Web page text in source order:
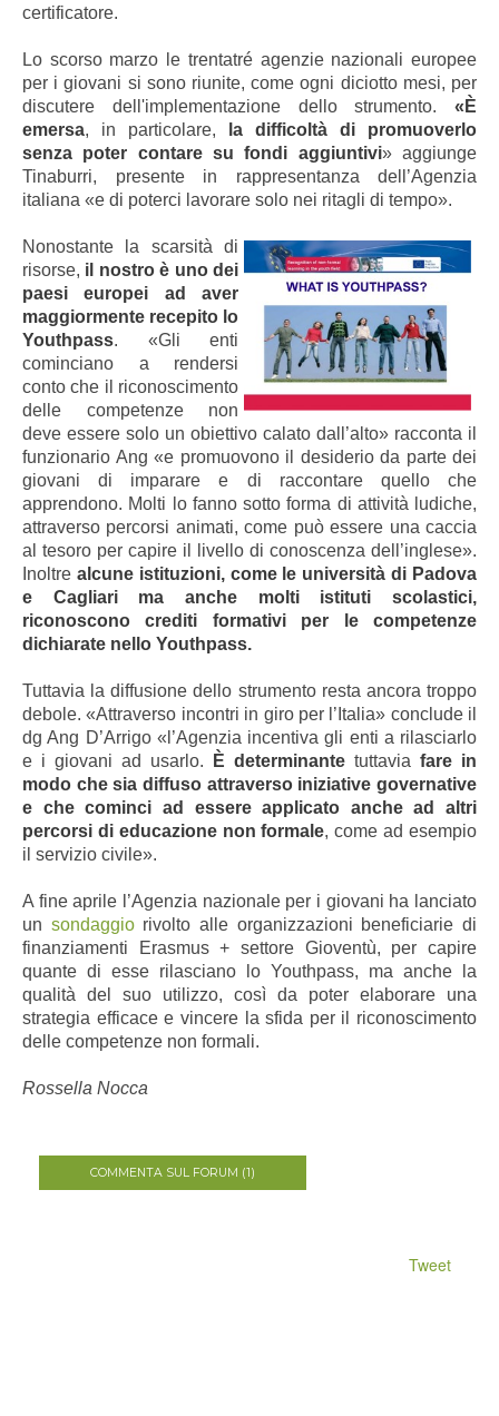
certificatore.
Lo scorso marzo le trentatré agenzie nazionali europee
per i giovani si sono riunite, come ogni diciotto mesi, per
discutere dell'implementazione dello strumento. «È
emersa, in particolare, la difficoltà di promuoverlo
senza poter contare su fondi aggiuntivi» aggiunge
Tinaburri, presente in rappresentanza dell’Agenzia
italiana «e di poterci lavorare solo nei ritagli di tempo».
Nonostante la scarsità di
risorse, il nostro è uno dei
paesi europei ad aver
maggiormente recepito lo
Youthpass. «Gli enti
cominciano a rendersi
conto che il riconoscimento
delle competenze non
deve essere solo un obiettivo calato dall’alto» racconta il
funzionario Ang «e promuovono il desiderio da parte dei
giovani di imparare e di raccontare quello che
apprendono. Molti lo fanno sotto forma di attività ludiche,
attraverso percorsi animati, come può essere una caccia
al tesoro per capire il livello di conoscenza dell’inglese».
Inoltre alcune istituzioni, come le università di Padova
e Cagliari ma anche molti istituti scolastici,
riconoscono crediti formativi per le competenze
dichiarate nello Youthpass.
Tuttavia la diffusione dello strumento resta ancora troppo
debole. «Attraverso incontri in giro per l’Italia» conclude il
dg Ang D’Arrigo «l’Agenzia incentiva gli enti a rilasciarlo
e i giovani ad usarlo.
È determinante tuttavia fare in
modo che sia diffuso attraverso iniziative governative
e che cominci ad essere applicato anche ad altri
percorsi di educazione non formale, come ad esempio
il servizio civile».
A fine aprile l’Agenzia nazionale per i giovani ha lanciato
un sondaggiorivolto alle organizzazioni beneficiarie di
finanziamenti Erasmus + settore Gioventù, per capire
quante di esse rilasciano lo Youthpass, ma anche la
qualità del suo utilizzo, così da poter elaborare una
strategia efficace e vincere la sfida per il riconoscimento
delle competenze non formali.
Rossella Nocca
COMMENTA SUL FORUM (1)
Tweet